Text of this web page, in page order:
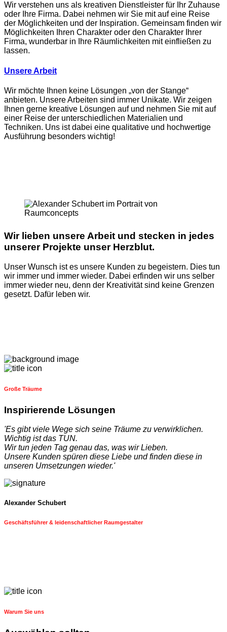
Wir verstehen uns als kreativen Dienstleister für Ihr Zuhause
oder Ihre Firma. Dabei nehmen wir Sie mit auf eine Reise
der Möglichkeiten und der Inspiration. Gemeinsam finden wir
Möglichkeiten Ihren Charakter oder den Charakter Ihrer
Firma, wunderbar in Ihre Räumlichkeiten mit einfließen zu
lassen.
Unsere Arbeit
Wir möchte Ihnen keine Lösungen „von der Stange“
anbieten. Unsere Arbeiten sind immer Unikate. Wir zeigen
Ihnen gerne kreative Lösungen auf und nehmen Sie mit auf
einer Reise der unterschiedlichen Materialien und
Techniken. Uns ist dabei eine qualitative und hochwertige
Ausführung besonders wichtig!
Wir lieben unsere Arbeit und stecken in jedes
unserer Projekte unser Herzblut.
Unser Wunsch ist es unsere Kunden zu begeistern. Dies tun
wir immer und immer wieder. Dabei erfinden wir uns selber
immer wieder neu, denn der Kreativität sind keine Grenzen
gesetzt. Dafür leben wir.
Große Träume
Inspirierende Lösungen
'Es gibt viele Wege sich seine Träume zu verwirklichen.
Wichtig ist das TUN.
Wir tun jeden Tag genau das, was wir Lieben.
Unsere Kunden spüren diese Liebe und finden diese in
unseren Umsetzungen wieder.'
Alexander Schubert
Geschäftsführer & leidenschaftlicher Raumgestalter
Warum Sie uns